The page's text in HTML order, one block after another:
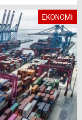
EKONOMİ